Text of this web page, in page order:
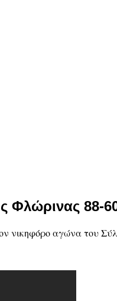
Φλώρινας 88-
νικηφόρο αγώνα του